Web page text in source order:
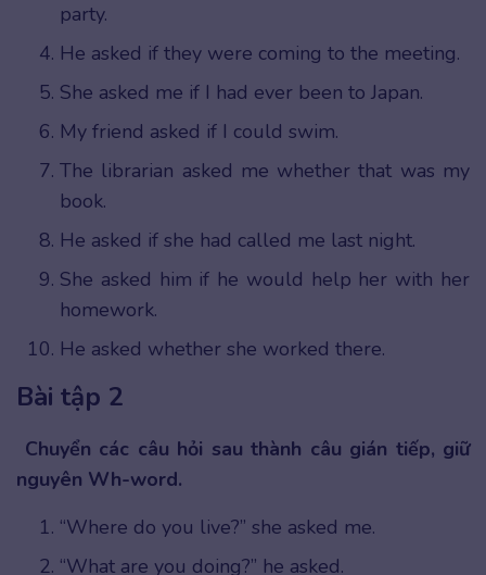
party.
He asked if they were coming to the meeting.
She asked me if I had ever been to Japan.
My friend asked if I could swim.
The librarian asked me whether that was my
book.
He asked if she had called me last night.
She asked him if he would help her with her
homework.
He asked whether she worked there.
Bài tập 2
Chuyển các câu hỏi sau thành câu gián tiếp, giữ
nguyên Wh-word.
“Where do you live?” she asked me.
“What are you doing?” he asked.